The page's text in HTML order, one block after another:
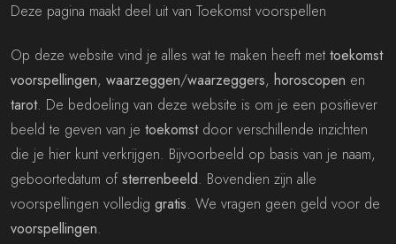
Deze pagina maakt deel uit van Toekomst voorspellen
Op deze website vind je alles wat te maken heeft met toekomst
voorspellingen, waarzeggen/waarzeggers, horoscopen en
tarot. De bedoeling van deze website is om je een positiever
beeld te geven van je toekomstdoor verschillende inzichten
die je hier kunt verkrijgen. Bijvoorbeeld op basis van je naam,
geboortedatum ofsterrenbeeld. Bovendien zijn alle
voorspellingen volledig gratis. We vragen geen geld voor de
voorspellingen.